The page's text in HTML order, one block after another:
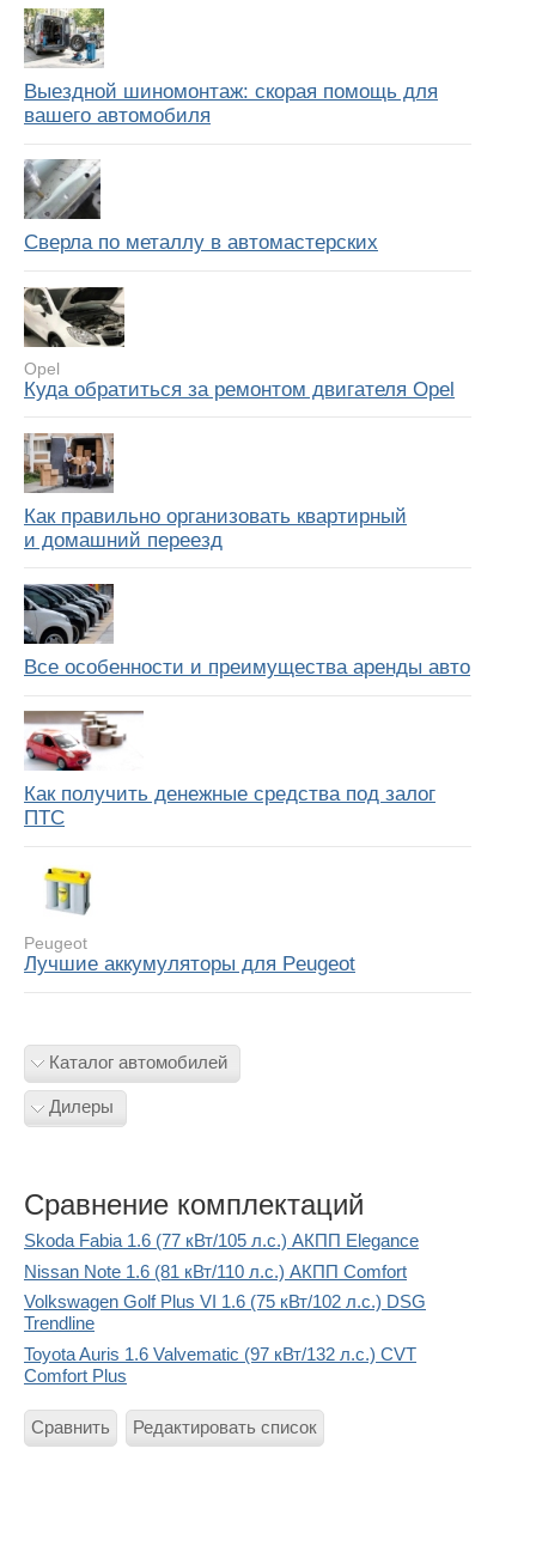
Выездной шиномонтаж: скорая помощь для
вашего автомобиля
Сверла по металлу в автомастерских
Opel
Куда обратиться за ремонтом двигателя Opel
Как правильно организовать квартирный
и домашний переезд
Все особенности и преимущества аренды авто
Как получить денежные средства под залог
ПТС
Peugeot
Лучшие аккумуляторы для Peugeot
Каталог автомобилей
Дилеры
Сравнение комплектаций
Skoda Fabia 1.6 (77 кВт/105 л.с.) АКПП Elegance
Nissan Note 1.6 (81 кВт/110 л.с.) АКПП Comfort
Volkswagen Golf Plus VI 1.6 (75 кВт/102 л.с.) DSG
Trendline
Toyota Auris 1.6 Valvematic (97 кВт/132 л.с.) CVT
Comfort Plus
Сравнить Редактировать список